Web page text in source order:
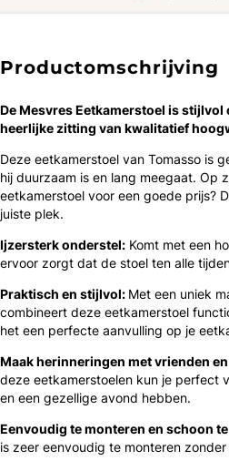
Productomschrijving
De Mesvres Eetkamerstoel is ​​stijlvol
heerlijke zitting van kwalitatief
Deze eetkamerstoel van Tomasso is
hij duurzaam is en lang meegaat. Op
eetkamerstoel voor een goede prijs?
juiste plek.
Ijzersterk onderstel: Komt met een
ervoor zorgt dat de stoel ten alle
Praktisch en stijlvol: Met een uniek
combineert deze eetkamerstoel
het een perfecte aanvulling op je
Maak herinneringen met vrienden
deze eetkamerstoelen kun je perfect
en een gezellige avond hebben.
Eenvoudig te monteren en schoon
is zeer eenvoudig te monteren